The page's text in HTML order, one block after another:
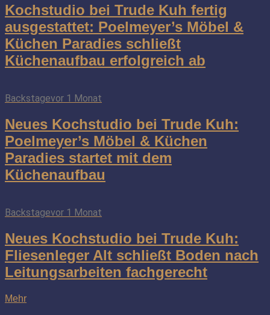
Kochstudio bei Trude Kuh fertig
ausgestattet: Poelmeyer’s Möbel &
Küchen Paradies schließt
Küchenaufbau erfolgreich ab
Backstagevor 1 Monat
Neues Kochstudio bei Trude Kuh:
Poelmeyer’s Möbel & Küchen
Paradies startet mit dem
Küchenaufbau
Backstagevor 1 Monat
Neues Kochstudio bei Trude Kuh:
Fliesenleger Alt schließt Boden nach
Leitungsarbeiten fachgerecht
Mehr